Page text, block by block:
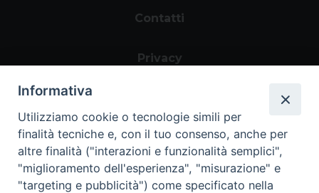
Contatti
Privacy
Area riservata
Informativa
Utilizziamo cookie o tecnologie simili per
finalità tecniche e, con il tuo consenso, anche per
altre finalità ("interazioni e funzionalità semplici",
"miglioramento dell'esperienza", "misurazione" e
"targeting e pubblicità") come specificato nella